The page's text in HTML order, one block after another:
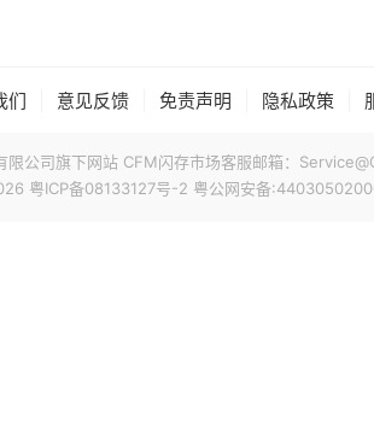
们 意见反馈 免责声明 隐私政策
限公司旗下网站 CFM闪存市场客服邮箱：
粤ICP备08133127号-2 粤公网安备